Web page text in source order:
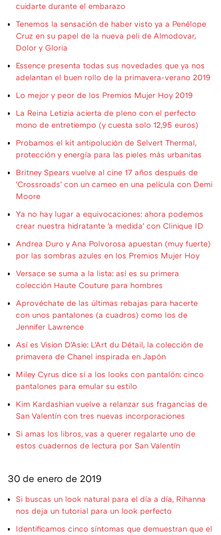
cuidarte durante el embarazo
Tenemos la sensación de haber visto ya a Penélope
Cruz en su papel de la nueva peli de Almodovar,
Dolor y Gloria
Essence presenta todas sus novedades que ya nos
adelantan el buen rollo de la primavera-verano 2019
Lo mejor y peor de los Premios Mujer Hoy 2019
La Reina Letizia acierta de pleno con el perfecto
mono de entretiempo (y cuesta solo 12,95 euros)
Probamos el kit antipolución de Selvert Thermal,
protección y energía para las pieles más urbanitas
Britney Spears vuelve al cine 17 años después de
'Crossroads' con un cameo en una película con Demi
Moore
Ya no hay lugar a equivocaciones: ahora podemos
crear nuestra hidratante 'a medida' con Clinique ID
Andrea Duro y Ana Polvorosa apuestan (muy fuerte)
por las sombras azules en los Premios Mujer Hoy
Versace se suma a la lista: así es su primera
colección Haute Couture para hombres
Aprovéchate de las últimas rebajas para hacerte
con unos pantalones (a cuadros) como los de
Jennifer Lawrence
Así es Vision D'Asie: L'Art du Détail, la colección de
primavera de Chanel inspirada en Japón
Miley Cyrus dice sí a los looks con pantalón: cinco
pantalones para emular su estilo
Kim Kardashian vuelve a relanzar sus fragancias de
San Valentín con tres nuevas incorporaciones
Si amas los libros, vas a querer regalarte uno de
estos cuadernos de lectura por San Valentín
30 de enero de 2019
Si buscas un look natural para el día a día, Rihanna
nos deja un tutorial para un look perfecto
Identificamos cinco síntomas que demuestran que el